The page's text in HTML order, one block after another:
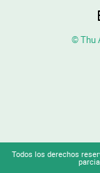
© Thu
Todos los derechos